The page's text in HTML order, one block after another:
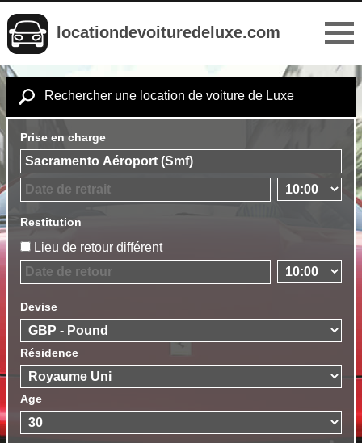
locationdevoituredeluxe.com
Rechercher une location de voiture de Luxe
Prise en charge
Restitution
Lieu de retour différent
Devise
Résidence
Age